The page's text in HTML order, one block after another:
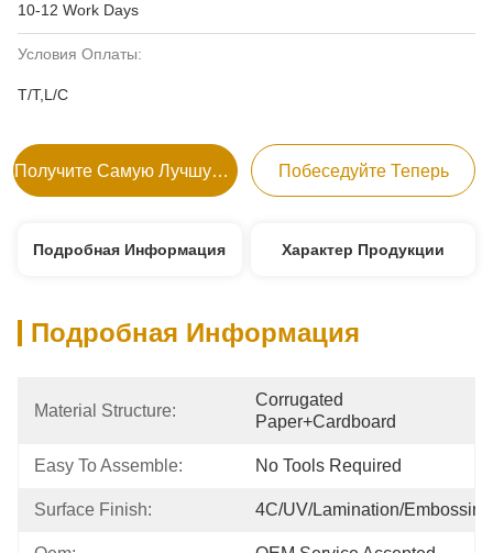
10-12 Work Days
Условия Оплаты:
T/T,L/C
Получите Самую Лучшую Цену Побеседуйте Теперь
Подробная Информация Характер Продукции
Подробная Информация
Material Structure:
Corrugated
Paper+cardboard
Easy To Assemble: No Tools Required
Surface Finish: 4C/UV/Lamination/